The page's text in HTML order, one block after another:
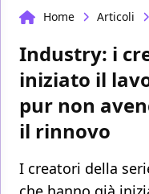
Home Articoli
Industry: i
iniziato il
pur non
il rinnovo
I creatori della